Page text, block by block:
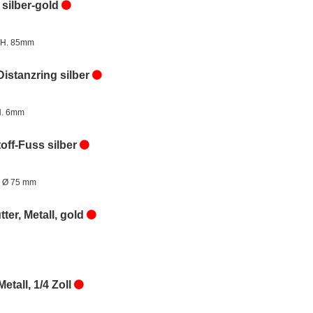
silber-gold
85mm
silber
6mm
Fuss silber
Ø 75 mm
Metall, gold
1/4 Zoll